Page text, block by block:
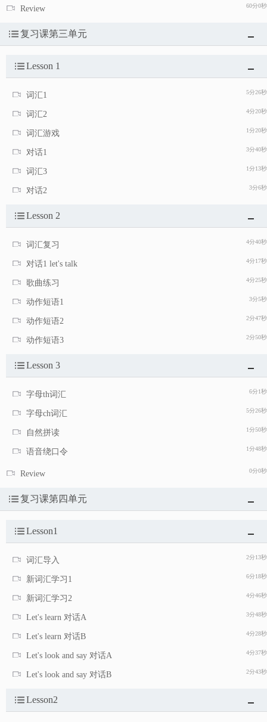
60分0秒
Review
复习课第三单元
Lesson 1
5分26秒
词汇1
4分20秒
词汇2
1分20秒
词汇游戏
3分40秒
对话1
1分13秒
词汇3
3分6秒
对话2
Lesson 2
4分40秒
词汇复习
4分17秒
对话1 let's talk
4分25秒
歌曲练习
3分5秒
动作短语1
2分47秒
动作短语2
2分50秒
动作短语3
Lesson 3
6分1秒
字母th词汇
5分26秒
字母ch词汇
1分50秒
自然拼读
1分48秒
语音绕口令
0分0秒
Review
复习课第四单元
Lesson1
2分13秒
词汇导入
6分18秒
新词汇学习1
4分46秒
新词汇学习2
3分48秒
Let's learn 对话A
4分28秒
Let's learn 对话B
4分37秒
Let's look and say 对话A
2分43秒
Let's look and say 对话B
Lesson2